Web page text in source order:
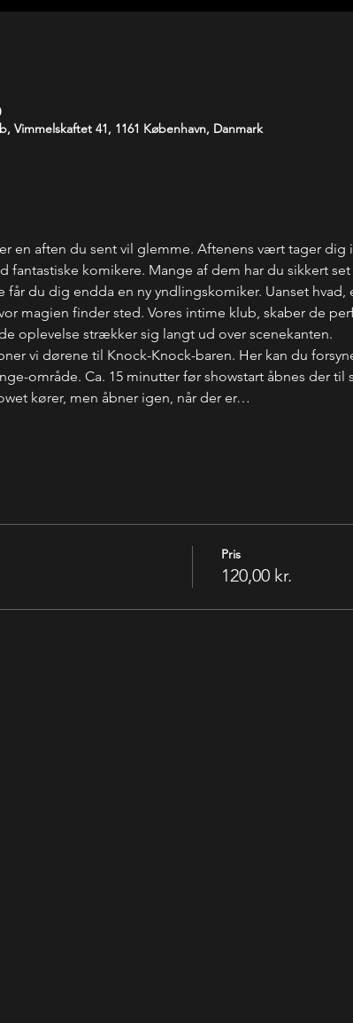
Vimmelskaftet 41, 1161 København, Danmark
en aften du sent vil glemme. Aftenens vært tager
fantastiske komikere. Mange af dem har du sikkert set
får du dig endda en ny yndlingskomiker. Uanset
magien finder sted. Vores intime klub, skaber de
oplevelse strækker sig langt ud over scenekanten.
vi dørene til Knock-Knock-baren. Her kan du
område. Ca. 15 minutter før showstart åbnes der til
kører, men åbner igen, når der er…
Pris
120,00 kr.